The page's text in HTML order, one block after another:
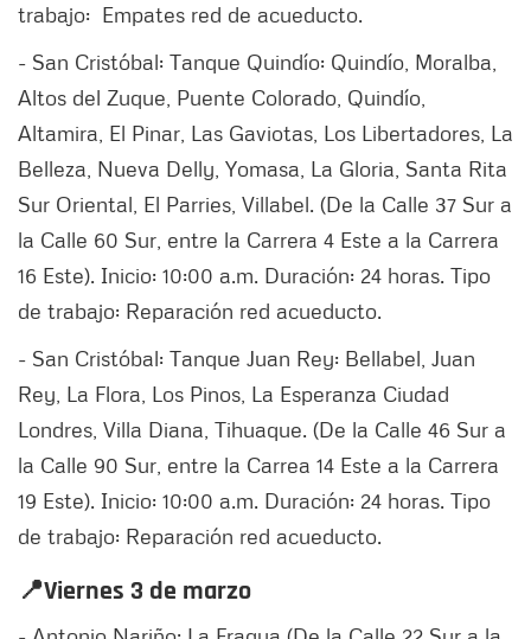
trabajo: Empates red de acueducto.
- San Cristóbal: Tanque Quindío: Quindío, Moralba,
Altos del Zuque, Puente Colorado, Quindío,
Altamira, El Pinar, Las Gaviotas, Los Libertadores, La
Belleza, Nueva Delly, Yomasa, La Gloria, Santa Rita
Sur Oriental, El Parries, Villabel. (De la Calle 37 Sur a
la Calle 60 Sur, entre la Carrera 4 Este a la Carrera
16 Este). Inicio: 10:00 a.m. Duración: 24 horas. Tipo
de trabajo: Reparación red acueducto.
- San Cristóbal: Tanque Juan Rey: Bellabel, Juan
Rey, La Flora, Los Pinos, La Esperanza Ciudad
Londres, Villa Diana, Tihuaque. (De la Calle 46 Sur a
la Calle 90 Sur, entre la Carrea 14 Este a la Carrera
19 Este). Inicio: 10:00 a.m. Duración: 24 horas. Tipo
de trabajo: Reparación red acueducto.
📍Viernes 3 de marzo